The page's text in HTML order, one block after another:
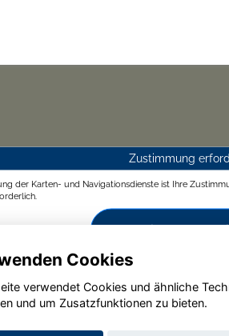
Zustimmung
der Karten- und Navigationsdienste ist Ihre
Zustimmen und
Cookies
verwendet Cookies und ähnliche
und um Zusatzfunktionen zu bieten.